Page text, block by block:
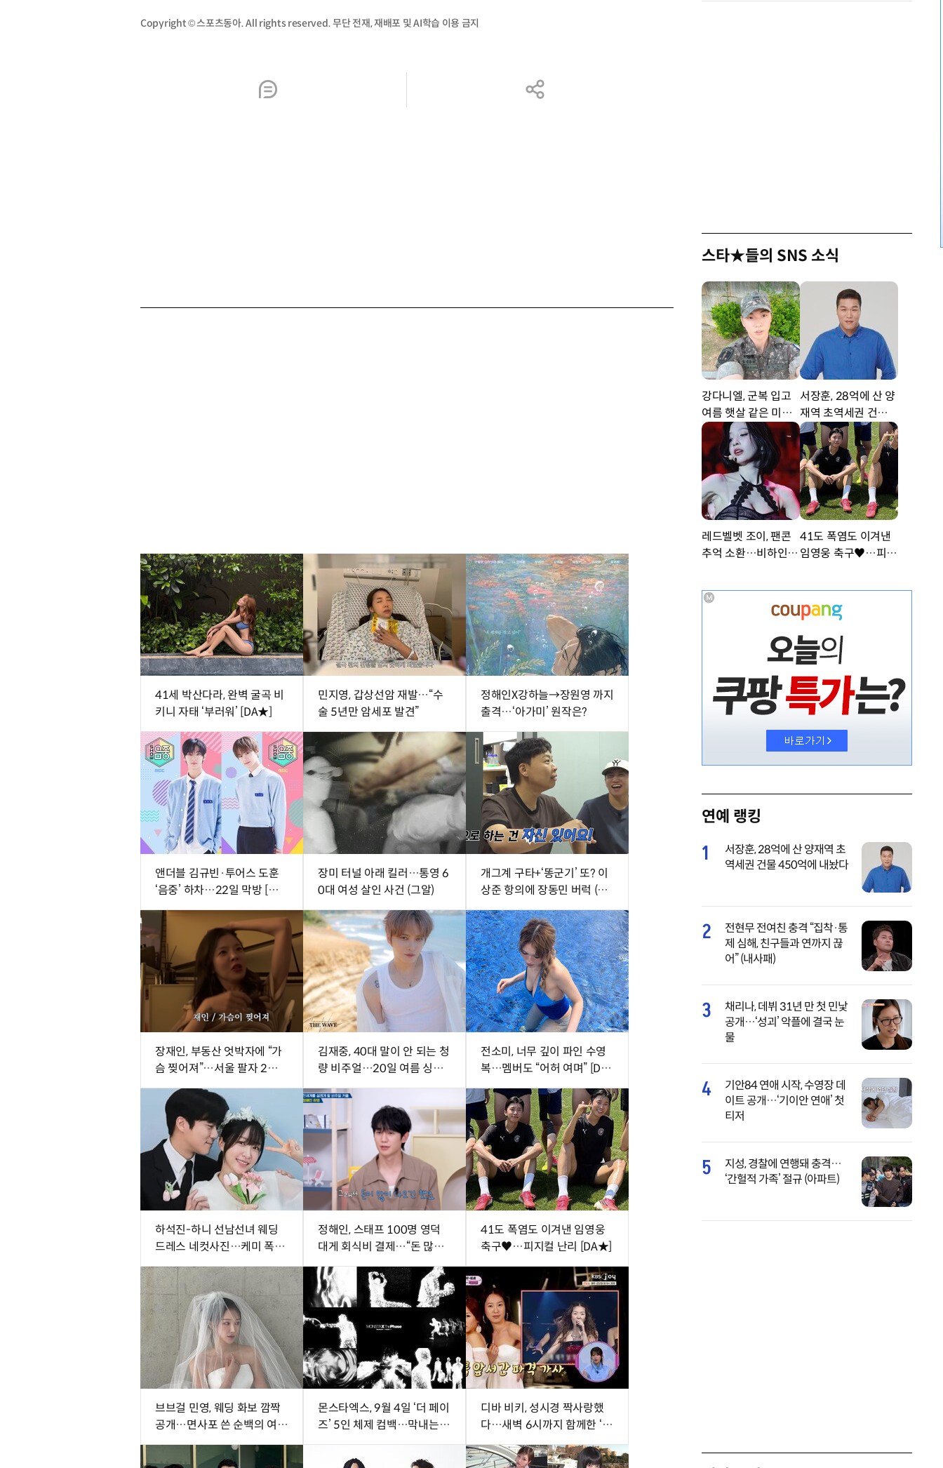
Copyright © 스포츠동아. All rights reserved. 무단 전재, 재배포 및 AI학습 이용 금지
41세 박산다라, 완벽 굴곡 비
키니 자태 ‘부러워’ [DA★]
민지영, 갑상선암 재발…“수
술 5년만 암세포 발견”
정해인X강하늘→장원영 까지
출격…‘아가미’ 원작은?
앤더블 김규빈·투어스 도훈
‘음중’ 하차…22일 막방 [공
식]
장미 터널 아래 킬러…통영 6
0대 여성 살인 사건 (그알)
개그계 구타+‘똥군기’ 또? 이
상준 항의에 장동민 버럭 (독
박투어)
장재인, 부동산 엇박자에 “가
슴 찢어져”…서울 팔자 2배
↑·김포는 ↓
김재중, 40대 말이 안 되는 청
량 비주얼…20일 여름 싱글
발매
전소미, 너무 깊이 파인 수영
복…멤버도 “어허 여며” [DA
★]
하석진-하니 선남선녀 웨딩
드레스 네컷사진…케미 폭발
[DA★]
정해인, 스태프 100명 영덕
대게 회식비 결제…“돈 많이
나오긴 했다”
41도 폭염도 이겨낸 임영웅
축구♥…피지컬 난리 [DA★]
브브걸 민영, 웨딩 화보 깜짝
공개…면사포 쓴 순백의 여신
[DA★]
몬스타엑스, 9월 4일 ‘더 페이
즈’ 5인 체제 컴백…막내는
軍 복무
디바 비키, 성시경 짝사랑했
다…새벽 6시까지 함께한 ‘설
렁탕 엔딩’(힛트쏭)
스타★들의 SNS 소식
강다니엘, 군복 입고
여름 햇살 같은 미소
‘잘생겼어’ [DA★]
서장훈, 28억에 산 양
재역 초역세권 건물 4
50억에 내놨다
레드벨벳 조이, 팬콘
추억 소환…비하인드
41도 폭염도 이겨낸
임영웅 축구♥…피지
연예 랭킹
1
서장훈, 28억에 산 양재역 초
역세권 건물 450억에 내놨다
2
전현무 전여친 충격 “집착·통
제 심해, 친구들과 연까지 끊
어” (내사패)
3
채리나, 데뷔 31년 만 첫 민낯
공개…‘성괴’ 악플에 결국 눈
물
4
기안84 연애 시작, 수영장 데
이트 공개…‘기이안 연애’ 첫
티저
5
지성, 경찰에 연행돼 충격…
‘간헐적 가족’ 절규 (아파트)